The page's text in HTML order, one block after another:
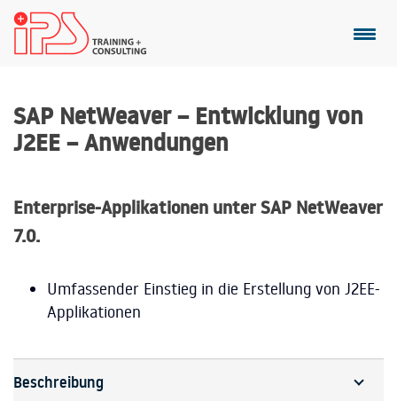
SAP NetWeaver – Entwicklung von
J2EE – Anwendungen
Enterprise-Applikationen unter SAP NetWeaver
7.0.
Umfassender Einstieg in die Erstellung von J2EE-
Applikationen
Beschreibung